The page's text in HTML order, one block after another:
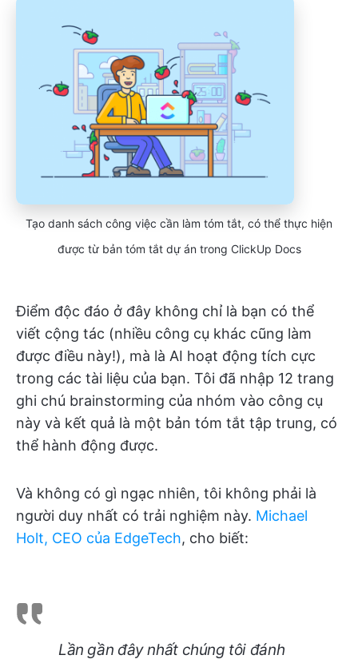
Tạo danh sách công việc cần làm tóm tắt, có thể thực hiện
được từ bản tóm tắt dự án trong ClickUp Docs
Điểm độc đáo ở đây không chỉ là bạn có thể
viết cộng tác (nhiều công cụ khác cũng làm
được điều này!), mà là AI hoạt động tích cực
trong các tài liệu của bạn. Tôi đã nhập 12 trang
ghi chú brainstorming của nhóm vào công cụ
này và kết quả là một bản tóm tắt tập trung, có
thể hành động được.
Và không có gì ngạc nhiên, tôi không phải là
người duy nhất có trải nghiệm này. Michael
Holt, CEO của EdgeTech, cho biết:
Lần gần đây nhất chúng tôi đánh